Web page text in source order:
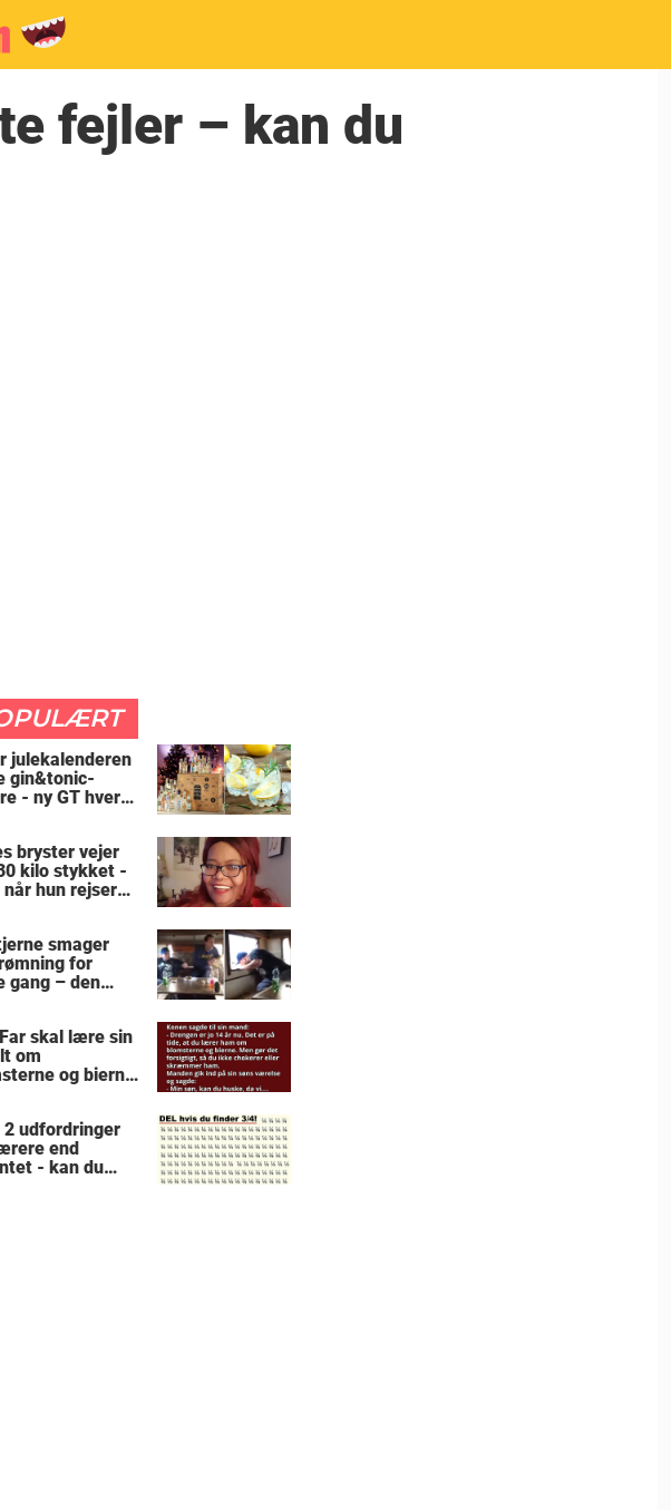
fejler – kan du
julekalenderen
gin&tonic-
- ny GT hver
bryster vejer
kilo stykket -
når hun rejser
smager
for
gang – den
af grin
skal lære sin
om
og bierne"
2 udfordringer
end
- kan du